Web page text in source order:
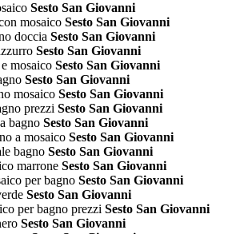
Sesto San Giovanni
mosaico Sesto San Giovanni
doccia Sesto San Giovanni
Sesto San Giovanni
mosaico Sesto San Giovanni
Sesto San Giovanni
mosaico Sesto San Giovanni
prezzi Sesto San Giovanni
bagno Sesto San Giovanni
a mosaico Sesto San Giovanni
bagno Sesto San Giovanni
marrone Sesto San Giovanni
per bagno Sesto San Giovanni
Sesto San Giovanni
per bagno prezzi Sesto San Giovanni
Sesto San Giovanni